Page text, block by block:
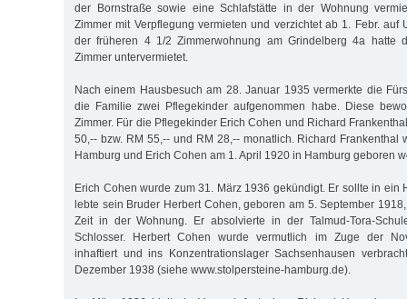
der Bornstraße sowie eine Schlafstätte in der Wohnung
Zimmer mit Verpflegung vermieten und verzichtet ab 1. Febr. auf
der früheren 4 1/2 Zimmerwohnung am Grindelberg 4a hatte
Zimmer untervermietet.
Nach einem Hausbesuch am 28. Januar 1935 vermerkte die
die Familie zwei Pflegekinder aufgenommen habe. Diese
Zimmer. Für die Pflegekinder Erich Cohen und Richard
50,-- bzw. RM 55,-- und RM 28,-- monatlich. Richard Frankenthal
Hamburg und Erich Cohen am 1. April 1920 in Hamburg geboren
Erich Cohen wurde zum 31. März 1936 gekündigt. Er sollte in ein
lebte sein Bruder Herbert Cohen, geboren am 5. September
Zeit in der Wohnung. Er absolvierte in der Talmud-Tora-
Schlosser. Herbert Cohen wurde vermutlich im Zuge der
inhaftiert und ins Konzentrationslager Sachsenhausen
Dezember 1938 (siehe www.stolpersteine-hamburg.de).